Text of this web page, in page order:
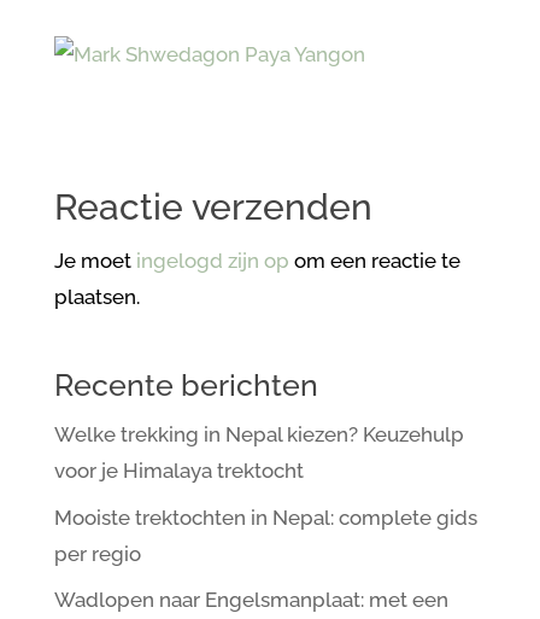
Reactie verzenden
Je moet ingelogd zijn op om een reactie te
plaatsen.
Recente berichten
Welke trekking in Nepal kiezen? Keuzehulp
voor je Himalaya trektocht
Mooiste trektochten in Nepal: complete gids
per regio
Wadlopen naar Engelsmanplaat: met een